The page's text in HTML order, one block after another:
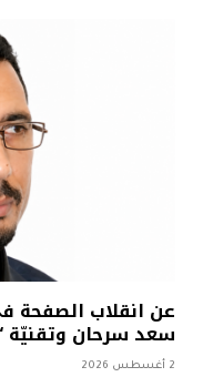
عن انقلاب الصفحة
سعد سرحان وتقنيّة
2 أغسطس 2026